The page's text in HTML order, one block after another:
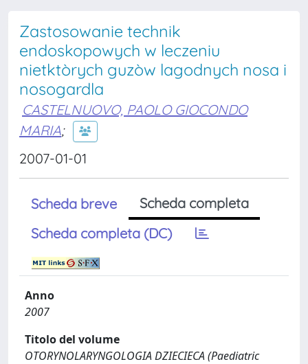
Zastosowanie technik
endoskopowych w leczeniu
nietktòrych guzòw lagodnych nosa i
nosogardla
CASTELNUOVO, PAOLO GIOCONDO
MARIA;
2007-01-01
Scheda breve
Scheda completa
Scheda completa (DC)
Anno
2007
Titolo del volume
OTORYNOLARYNGOLOGIA DZIECIECA (Paediatric